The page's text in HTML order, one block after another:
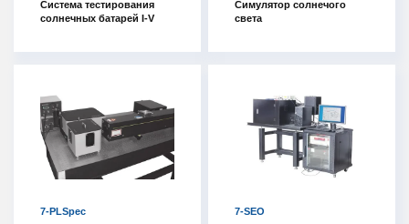
Система тестирования
солнечных батарей I-V
Симулятор солнечого
света
7-PLSpec
7-SEO